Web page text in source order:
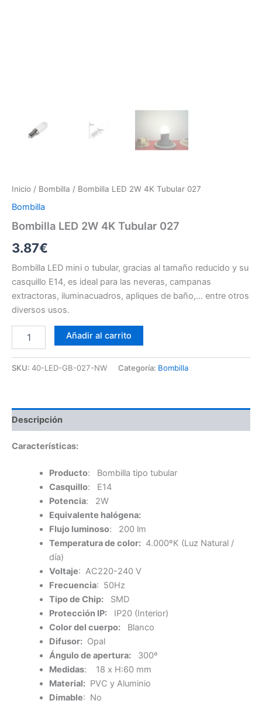
Inicio / Bombilla / Bombilla LED 2W 4K Tubular 027
Bombilla
Bombilla LED 2W 4K Tubular 027
3.87€
Bombilla LED mini o tubular, gracias al tamaño reducido y su
casquillo E14, es ideal para las neveras, campanas
extractoras, iluminacuadros, apliques de baño,… entre otros
diversos usos.
4K
Añadir al carrito
SKU: 40-LED-GB-027-NW Categoría: Bombilla
Descripción
Características:
Producto: Bombilla tipo tubular
Casquillo: E14
Potencia: 2W
Equivalente halógena:
Flujo luminoso: 200 lm
Temperatura de color:4.000ºK (Luz Natural /
día)
Voltaje: AC220-240 V
Frecuencia: 50Hz
Tipo de Chip:SMD
Protección IP:IP20 (Interior)
Color del cuerpo:Blanco
Difusor:Opal
Ángulo de apertura:300º
Medidas: 18 x H:60 mm
Material:PVC y Aluminio
Dimable: No